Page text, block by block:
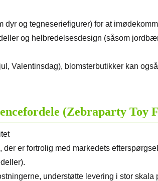
dyr og tegneseriefigurer) for at
og helbredelsesdesign (såsom
Valentinsdag), blomsterbutikker kan
(Zebraparty Toy
er fortrolig med markedets
understøtte levering i stor